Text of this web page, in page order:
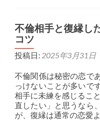
不倫相手と復縁し
コツ
投稿日: 2025年3月31日
不倫関係は秘密の恋で
っけないことが多いで
相手に未練を感じるこ
直したい」と思うなら
が、復縁は通常の恋愛